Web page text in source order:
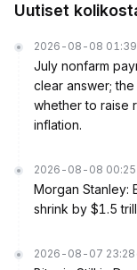
Uutiset
2026-08-08 01:39
July nonfarm
clear answer;
whether to raise
inflation.
2026-08-08 00:25
Morgan Stanley:
shrink by $1.5
2026-08-07 23:28